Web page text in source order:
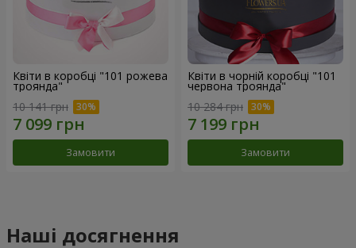
Квіти в коробці "101 рожева
троянда"
10 141 грн
Замовити
Квіти в чорній коробці "101
червона троянда"
10 284 грн
Замовити
Наші досягнення